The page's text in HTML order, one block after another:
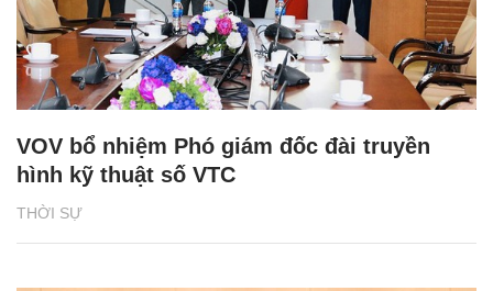
THỜI SỰ
VOV bổ nhiệm Phó giám đốc đài truyền
hình kỹ thuật số VTC